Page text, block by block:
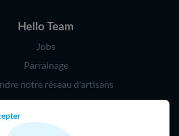
Hello Team
Jobs
Parrainage
notre réseau d'artisans